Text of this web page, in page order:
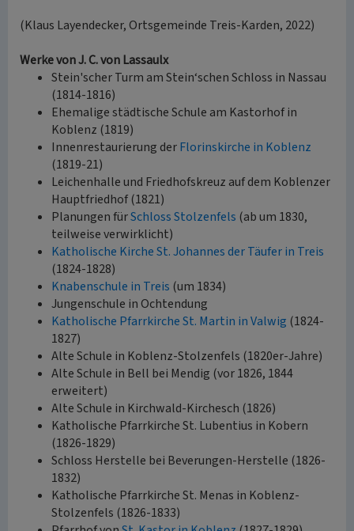
(Klaus Layendecker, Ortsgemeinde Treis-Karden, 2022)
Werke von J. C. von Lassaulx
Stein'scher Turm am Stein‘schen Schloss in Nassau
(1814-1816)
Ehemalige städtische Schule am Kastorhof in
Koblenz (1819)
Innenrestaurierung derFlorinskirche in Koblenz
(1819-21)
Leichenhalle und Friedhofskreuz auf dem Koblenzer
Hauptfriedhof (1821)
Planungen fürSchloss Stolzenfels (ab um 1830,
teilweise verwirklicht)
Katholische Kirche St. Johannes der Täufer in Treis
(1824-1828)
Knabenschule in Treis (um 1834)
Jungenschule in Ochtendung
Katholische Pfarrkirche St. Martin in Valwig (1824-
1827)
Alte Schule in Koblenz-Stolzenfels (1820er-Jahre)
Alte Schule in Bell bei Mendig (vor 1826, 1844
erweitert)
Alte Schule in Kirchwald-Kirchesch (1826)
Katholische Pfarrkirche St. Lubentius in Kobern
(1826-1829)
Schloss Herstelle bei Beverungen-Herstelle (1826-
1832)
Katholische Pfarrkirche St. Menas in Koblenz-
Stolzenfels (1826-1833)